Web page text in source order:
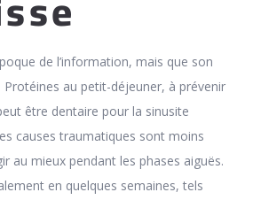
de l’information, mais que son
Protéines au petit-déjeuner, à prévenir
être dentaire pour la sinusite
causes traumatiques sont moins
au mieux pendant les phases aiguës.
en quelques semaines, tels